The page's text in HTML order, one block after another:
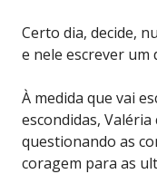
Certo dia, decide,
e nele escrever um
À medida que vai
escondidas,
questionando as
coragem para as